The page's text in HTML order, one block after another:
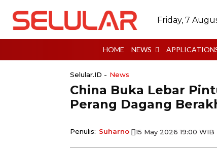
Friday, 7
HOME NEWS
Selular.ID - News
China Buka Lebar
Perang Dagang
Penulis: Suharno 15 May 2026 19:00 WIB